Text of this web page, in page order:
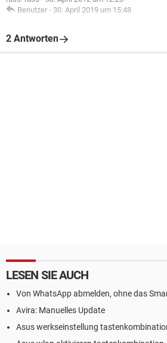
Benutzer - 30. April 2019 um 15:48
2 Antworten
LESEN SIE AUCH
Von WhatsApp abmelden, ohne das
Avira: Manuelles Update
Asus werkseinstellung